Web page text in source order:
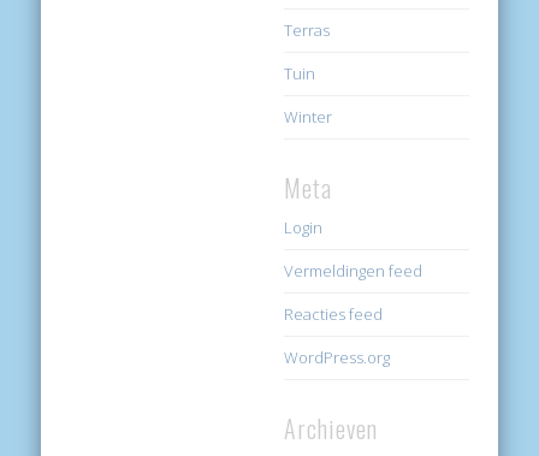
Terras
Tuin
Winter
Meta
Login
Vermeldingen feed
Reacties feed
WordPress.org
Archieven